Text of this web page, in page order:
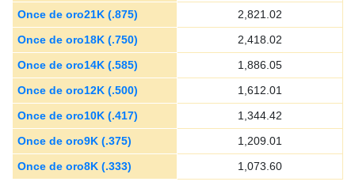
Once de oro21K (.875)
2,821.02
Once de oro18K (.750)
2,418.02
Once de oro14K (.585)
1,886.05
Once de oro12K (.500)
1,612.01
Once de oro10K (.417)
1,344.42
Once de oro9K (.375)
1,209.01
Once de oro8K (.333)
1,073.60